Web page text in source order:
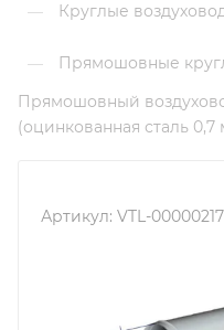
— Круглые
— Прямошовные
Прямошовный
(оцинкованная сталь 0,7
Артикул: VTL-00000217